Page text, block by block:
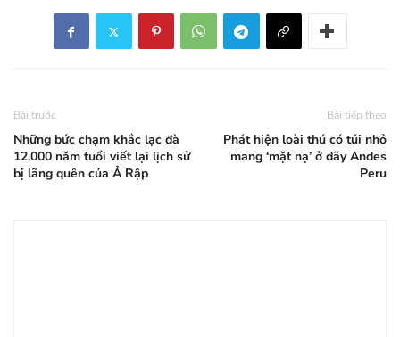
Bài trước
Những bức chạm khắc lạc đà
12.000 năm tuổi viết lại lịch sử
bị lãng quên của Ả Rập
Bài tiếp theo
Phát hiện loài thú có túi nhỏ
mang ‘mặt nạ’ ở dãy Andes
Peru